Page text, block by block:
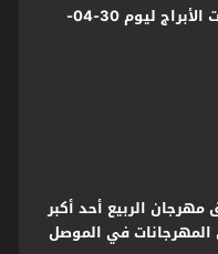
توقعات الأبراج ليوم 30-04-
مهرجان الربيع أحد أكبر
المهرجانات في الموصل